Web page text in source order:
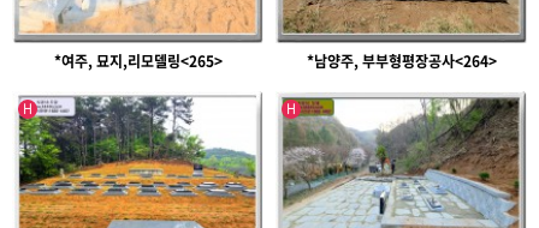
*여주, 묘지,리모델링<265> *남양주, 부부형평장공사<264>
H
인기글
H
인기글